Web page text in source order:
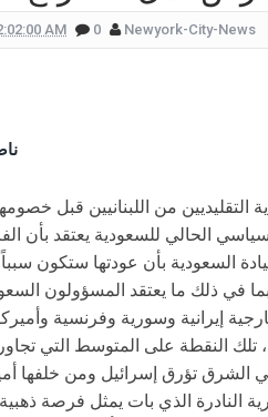
كيف علّقت هيفا وهبي على تفجير
إحدى متسابقات "أميركا غوت تالنت" فمن هي؟
بين ريم السعيدي وزوجها وسام بريدي: أحبك
هذا الفنان اللبنانيّ بالهجرة إلى كندا؟.. إليكم
AM 0 Newyork-City-News
الحالي للسعودية يعتقد بأن
السعودية بأن عودتها ستكون
في ذلك ما يعتقد المسؤولون
إيرانية وسورية وفرنسية
النقطة على المتوسط التي
تؤرق إسرائيل ومن خلفها
النادرة الذي بات يمثل فرصة